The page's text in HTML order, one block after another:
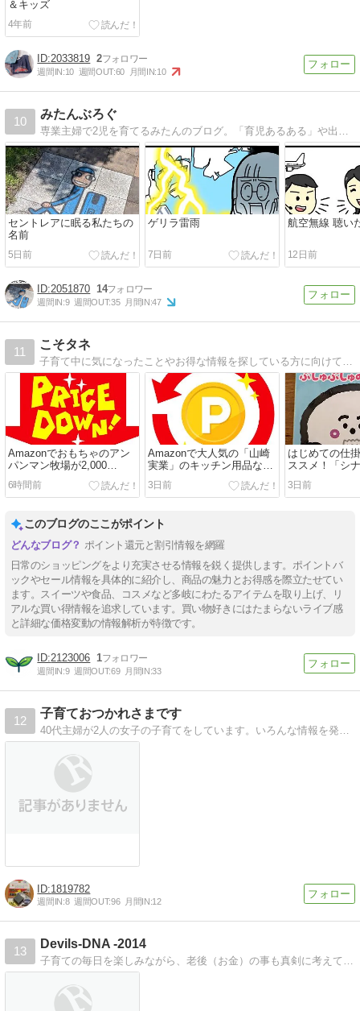
＆キッズ
4年前
2033819 2
週間IN:10 週間OUT:60 月間IN:10
10
みたんぶろぐ
専業主婦で2児を育てるみたんのブログ。「育児あるある」や出産レポなどをイラストでお届けします。
セントレアに眠る私たちの
名前
5日前
ゲリラ雷雨
7日前
航空無線 聴い
12日前
2051870 14
週間IN:9 週間OUT:35 月間IN:47
11
こそタネ
子育て中に気になったことやお得な情報を探している方に向けて、情報を発信する個人ブログです。絵本や子育て関する商品を発信します。
Amazonでおもちゃのアン
パンマン牧場が2,000
円！？トミカ・プラレール
ブロックは42%オフ！セガ
すぐにチェック！
6時間前
Amazonで大人気の「山崎
実業」のキッチン用品など
が50%以上ポイントバッ
ク！！今すぐチェック！
3日前
はじめての仕
ススメ！「シ
ゅぷしゅのい
3日前
このブログのここがポイント
ポイント還元と割引情報を網羅
日常のショッピングをより充実させる情報を鋭く提供します。ポイントバ
ックやセール情報を具体的に紹介し、商品の魅力とお得感を際立たせてい
ます。スイーツや食品、コスメなど多岐にわたるアイテムを取り上げ、リ
アルな買い得情報を追求しています。買い物好きにはたまらないライブ感
と詳細な価格変動の情報解析が特徴です。
2123006 1
週間IN:9 週間OUT:69 月間IN:33
12
子育ておつかれさまです
40代主婦が2人の女子の子育てをしています。いろんな情報を発信できたらと思っています。
1819782
週間IN:8 週間OUT:96 月間IN:12
13
Devils-DNA -2014
子育ての毎日を楽しみながら、老後（お金）の事も真剣に考えています。